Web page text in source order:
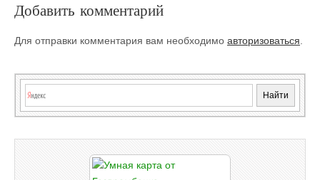
Добавить комментарий
Для отправки комментария вам необходимо авторизоваться